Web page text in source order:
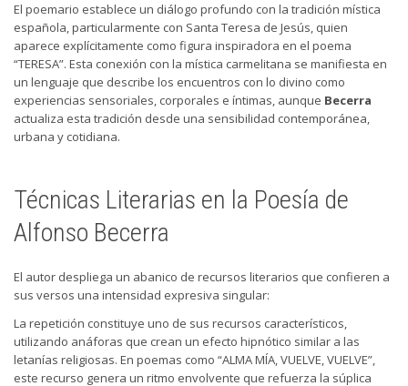
El poemario establece un diálogo profundo con la tradición mística
española, particularmente con Santa Teresa de Jesús, quien
aparece explícitamente como figura inspiradora en el poema
“TERESA”. Esta conexión con la mística carmelitana se manifiesta en
un lenguaje que describe los encuentros con lo divino como
experiencias sensoriales, corporales e íntimas, aunque Becerra
actualiza esta tradición desde una sensibilidad contemporánea,
urbana y cotidiana.
Técnicas Literarias en la Poesía de
Alfonso Becerra
El autor despliega un abanico de recursos literarios que confieren a
sus versos una intensidad expresiva singular:
La repetición constituye uno de sus recursos característicos,
utilizando anáforas que crean un efecto hipnótico similar a las
letanías religiosas. En poemas como “ALMA MÍA, VUELVE, VUELVE”,
este recurso genera un ritmo envolvente que refuerza la súplica